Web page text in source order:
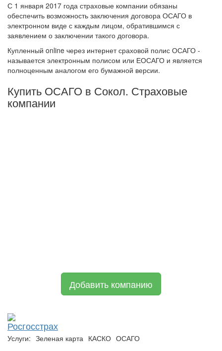
С 1 января 2017 года страховые компании обязаны
обеспечить возможность заключения договора ОСАГО в
электронном виде с каждым лицом, обратившимся с
заявлением о заключении такого договора.
Купленный online через интернет сраховой полис ОСАГО -
называется электронным полисом или ЕОСАГО и является
полноценным аналогом его бумажной версии.
Купить ОСАГО в Сокол. Страховые
компании
Добавить компанию
Росгосстрах
Услуги: Зеленая карта КАСКО ОСАГО